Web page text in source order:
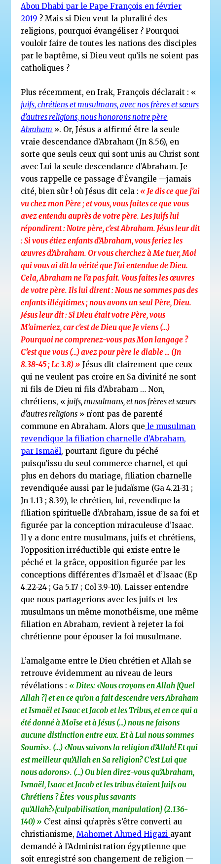
Abou Dhabi par le Pape François en février
2019 ? Mais si Dieu veut la pluralité des
religions, pourquoi évangéliser ? Pourquoi
vouloir faire de toutes les nations des disciples
par le baptême, si Dieu veut qu’ils ne soient pas
catholiques ?
Plus récemment, en Irak, François déclarait : «
juifs, chrétiens et musulmans, avec nos frères et sœurs
d’autres religions, nous honorons notre père
Abraham ». Or, Jésus a affirmé être la seule
vraie descendance d’Abraham (Jn 8.56), en
sorte que seuls ceux qui sont unis au Christ sont
avec Lui la seule descendance d’Abraham. Je
vous rappelle ce passage d’Évangile —jamais
cité, bien sûr ! où Jésus dit cela : « Je dis ce que j’ai
vu chez mon Père ; et vous, vous faites ce que vous
avez entendu auprès de votre père. Les Juifs lui
répondirent : Notre père, c’est Abraham. Jésus leur dit
: Si vous étiez enfants d’Abraham, vous feriez les
œuvres d’Abraham. Or vous cherchez à Me tuer, Moi
qui vous ai dit la vérité que J’ai entendue de Dieu.
Cela, Abraham ne l’a pas fait. Vous faites les œuvres
de votre père. Ils lui dirent : Nous ne sommes pas des
enfants illégitimes ; nous avons un seul Père, Dieu.
Jésus leur dit : Si Dieu était votre Père, vous
M’aimeriez, car c’est de Dieu que Je viens (…)
Pourquoi ne comprenez-vous pas Mon langage ?
C’est que vous (…) avez pour père le diable … (Jn
8.38-45 ; Lc 3.8) » Jésus dit clairement que ceux
qui ne veulent pas croire en Sa divinité ne sont
ni fils de Dieu ni fils d’Abraham … Non,
chrétiens, « juifs, musulmans, et nos frères et sœurs
d’autres religions » n’ont pas de parenté
commune en Abraham. Alors que le musulman
revendique la filiation charnelle d’Abraham,
par Ismaël, pourtant figure du péché
puisqu’issu du seul commerce charnel, et qui
plus en dehors du mariage, filiation charnelle
revendiquée aussi par le judaïsme (Ga 4.21-31 ;
Jn 1.13 ; 8.39), le chrétien, lui, revendique la
filiation spirituelle d’Abraham, issue de sa foi et
figurée par la conception miraculeuse d’Isaac.
Il y a donc entre musulmans, juifs et chrétiens,
l’opposition irréductible qui existe entre le
péché et la grâce, opposition figurée par les
conceptions différentes d’Ismaël et d’Isaac (Ep
4.22-24 ; Ga 5.17 ; Col 3.9-10). Laisser entendre
que nous partagerions avec les juifs et les
musulmans un même monothéisme, une même
filiation en Abraham, revient à rejeter la foi
chrétienne pour épouser la foi musulmane.
L’amalgame entre le Dieu chrétien et Allah se
retrouve évidemment au niveau de leurs
révélations : « Dites: ‹Nous croyons en Allah [Quel
Allah ?] et en ce qu’on a fait descendre vers Abraham
et Ismaël et Isaac et Jacob et les Tribus, et en ce qui a
été donné à Moïse et à Jésus (…) nous ne faisons
aucune distinction entre eux. Et à Lui nous sommes
Soumis›. (…) ‹Nous suivons la religion d’Allah! Et qui
est meilleur qu’Allah en Sa religion? C’est Lui que
nous adorons›. (…) Ou bien direz-vous qu’Abraham,
Ismaël, Isaac et Jacob et les tribus étaient Juifs ou
Chrétiens ? Êtes-vous plus savants
qu’Allah?›[culpabilisation, manipulation] (2.136-
140) » C’est ainsi qu’après s’être converti au
christianisme,Mahomet Ahmed Higazi ayant
demandé à l’Administration égyptienne que
soit enregistré son changement de religion —